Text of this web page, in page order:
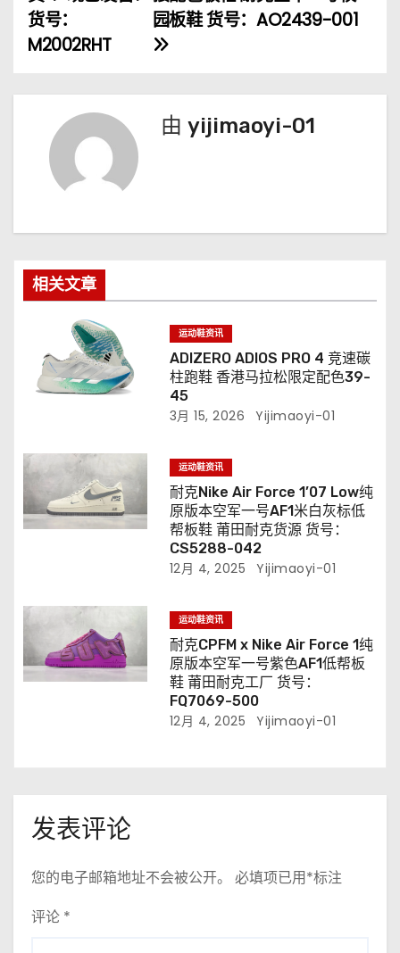
导
园板鞋 货号：AO2439-001
货号：
M2002RHT
由 yijimaoyi-01
相关文章
运动鞋资讯
ADIZERO ADIOS PRO 4 竞速碳
柱跑鞋 香港马拉松限定配色39-
45
3月 15, 2026 Yijimaoyi-01
运动鞋资讯
耐克Nike Air Force 1’07 Low纯
原版本空军一号AF1米白灰标低
帮板鞋 莆田耐克货源 货号：
CS5288-042
12月 4, 2025 Yijimaoyi-01
运动鞋资讯
耐克CPFM x Nike Air Force 1纯
原版本空军一号紫色AF1低帮板
鞋 莆田耐克工厂 货号：
FQ7069-500
12月 4, 2025 Yijimaoyi-01
发表评论
您的电子邮箱地址不会被公开。 必填项已用*标注
评论 *